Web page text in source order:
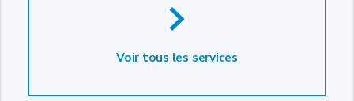
Voir tous les services